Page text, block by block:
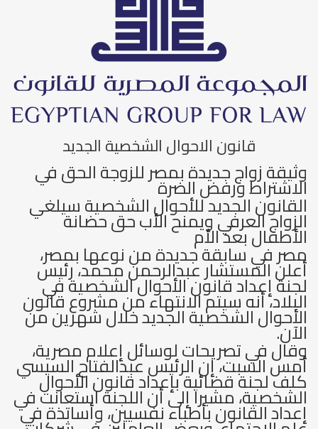
قانون الاحوال الشخصية الجديد
وثيقة زواج جديدة بمصر للزوجة الحق في
الاشتراط ورفض الضرة
القانون الجديد للأحوال الشخصية سيلغي
الزواج العرفي ويمنح الأب حق حضانة
الأطفال بعد الأم
مصر في سابقة جديدة من نوعها بمصر،
أعلن المستشار عبدالرحمن محمد، رئيس
لجنة إعداد قانون الأحوال الشخصية في
البلاد، أنه سيتم الانتهاء من مشروع قانون
الأحوال الشخصية الجديد خلال شهرين من
الآن.
وقال في تصريحات لوسائل إعلام مصرية،
أمس السبت، إن الرئيس عبدالفتاح السيسي
كلف لجنة قضائية بإعداد قانون الأحوال
الشخصية، مشيرا إلى أن اللجنة استعانت في
إعداد القانون بأطباء نفسيين، وأساتذة في